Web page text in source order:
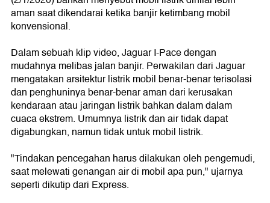
aman saat dikendarai ketika banjir ketimbang mobil
konvensional.
Dalam sebuah klip video, Jaguar I-Pace dengan
mudahnya melibas jalan banjir. Perwakilan dari Jaguar
mengatakan arsitektur listrik mobil benar-benar terisolasi
dan penghuninya benar-benar aman dari kerusakan
kendaraan atau jaringan listrik bahkan dalam dalam
cuaca ekstrem. Umumnya listrik dan air tidak dapat
digabungkan, namun tidak untuk mobil listrik.
"Tindakan pencegahan harus dilakukan oleh pengemudi,
saat melewati genangan air di mobil apa pun," ujarnya
seperti dikutip dari Express.